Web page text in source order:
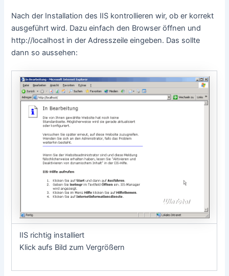
Nach der Installation des IIS kontrollieren wir, ob er korrekt
ausgeführt wird. Dazu einfach den Browser öffnen und
http://localhost in der Adresszeile eingeben. Das sollte
dann so aussehen:
IIS richtig installiert
Klick aufs Bild zum Vergrößern